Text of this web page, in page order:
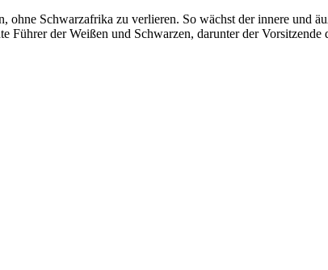
Schwarzafrika zu verlieren. So wächst der innere und
Führer der Weißen und Schwarzen, darunter der